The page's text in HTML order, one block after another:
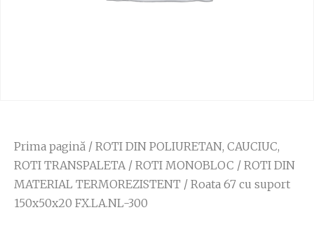
Prima pagină / ROTI DIN POLIURETAN, CAUCIUC,
ROTI TRANSPALETA/ ROTI MONOBLOC / ROTI DIN
MATERIAL TERMOREZISTENT / Roata 67 cu suport
150x50x20 FX.LA.NL-300